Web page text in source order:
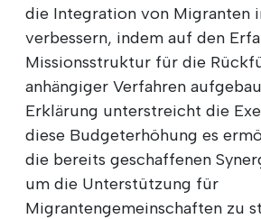
die Integration von Migranten
verbessern, indem auf den
Missionsstruktur für die
anhängiger Verfahren
Erklärung unterstreicht die
diese Budgeterhöhung es
die bereits geschaffenen
um die Unterstützung für
Migrantengemeinschaften zu